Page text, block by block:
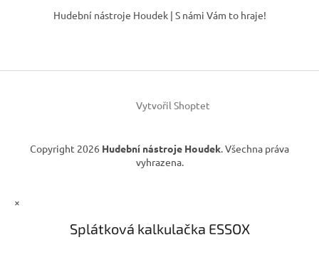
í
Hudební nástroje Houdek | S námi Vám to hraje!
Vytvořil Shoptet
Copyright 2026 Hudební nástroje Houdek. Všechna práva
vyhrazena.
×
Splátková kalkulačka ESSOX